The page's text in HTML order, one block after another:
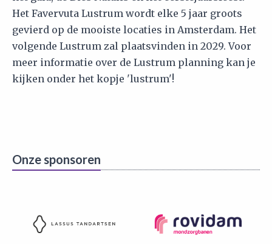
Het Favervuta Lustrum wordt elke 5 jaar groots
gevierd op de mooiste locaties in Amsterdam. Het
volgende Lustrum zal plaatsvinden in 2029. Voor
meer informatie over de Lustrum planning kan je
kijken onder het kopje 'lustrum'!
Onze sponsoren